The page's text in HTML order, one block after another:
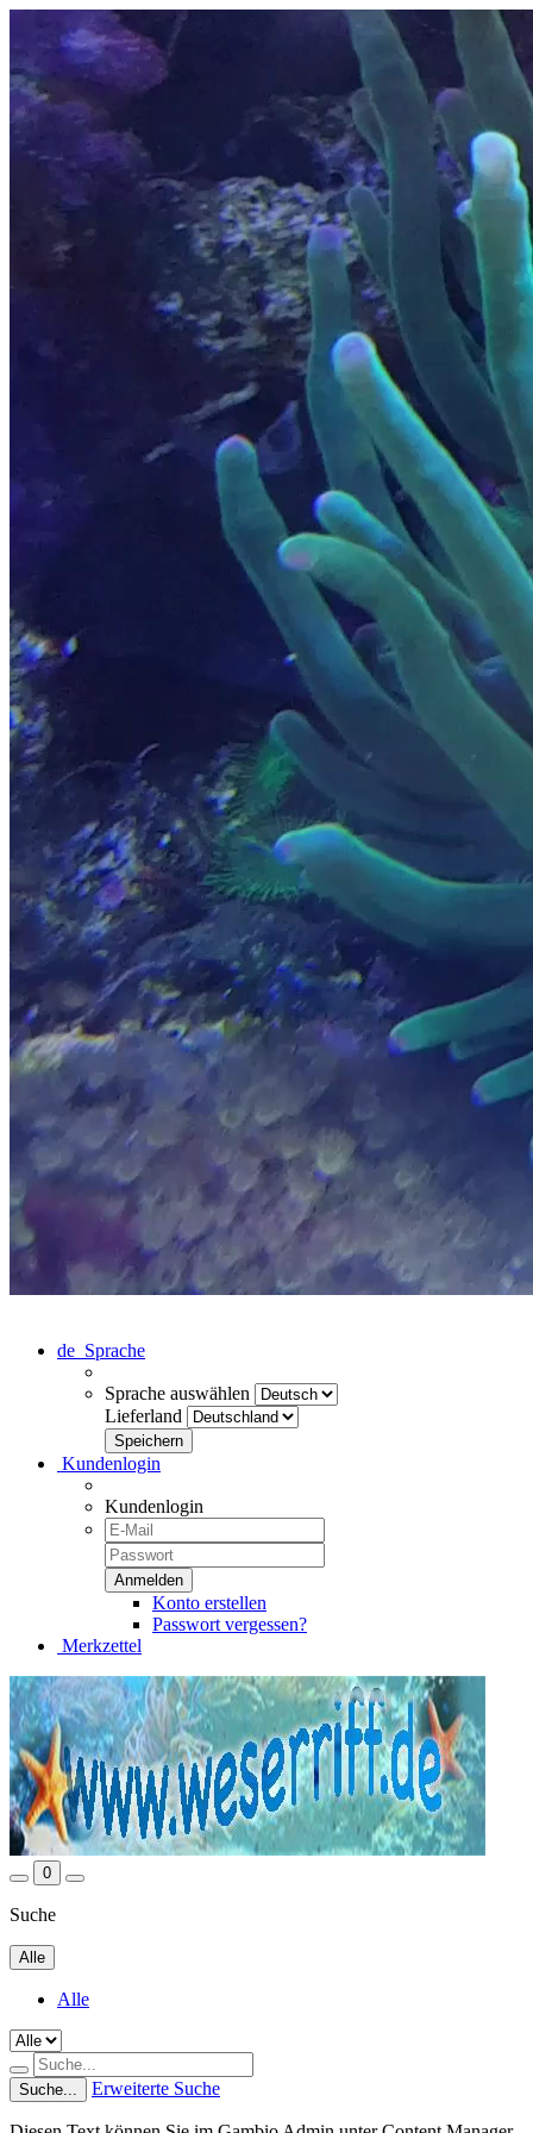
de Sprache
Sprache auswählen
Lieferland
Kundenlogin
Kundenlogin
Konto erstellen
Passwort vergessen?
Merkzettel
0
Suche
Alle
Alle
Suche... Erweiterte Suche